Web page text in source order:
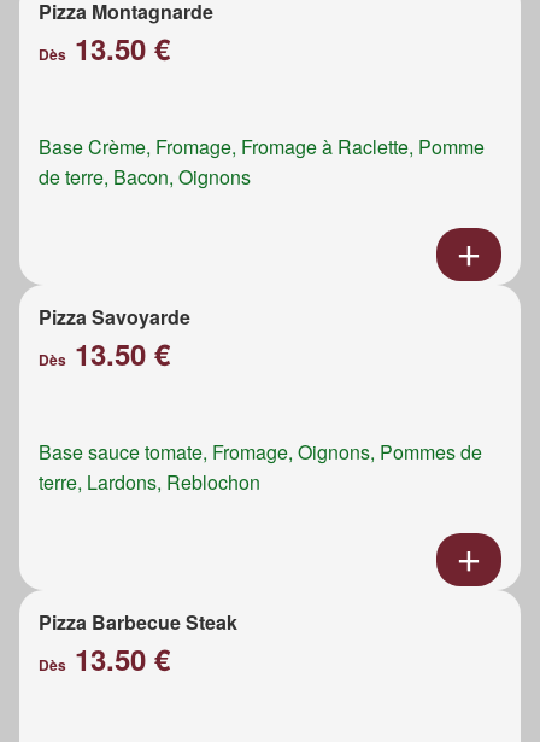
Pizza Montagnarde
Dès 13.50 €
Base Crème, Fromage, Fromage à Raclette, Pomme
de terre, Bacon, Oignons
Pizza Savoyarde
Dès 13.50 €
Base sauce tomate, Fromage, Oignons, Pommes de
terre, Lardons, Reblochon
Pizza Barbecue Steak
Dès 13.50 €